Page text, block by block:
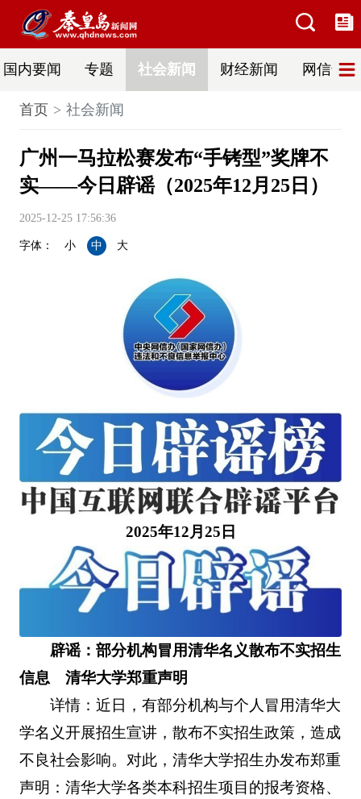
国内要闻 专题 社会新闻 财经新闻 网信普法
首页 社会新闻
广州一马拉松赛发布“手铐型”奖牌不
实——今日辟谣（2025年12月25日）
2025-12-25 17:56:36
字体： 小 中 大
2025年12月25日
辟谣：部分机构冒用清华名义散布不实招生
信息 清华大学郑重声明
详情：近日，有部分机构与个人冒用清华大
学名义开展招生宣讲，散布不实招生政策，造成
不良社会影响。对此，清华大学招生办发布郑重
声明：清华大学各类本科招生项目的报考资格、